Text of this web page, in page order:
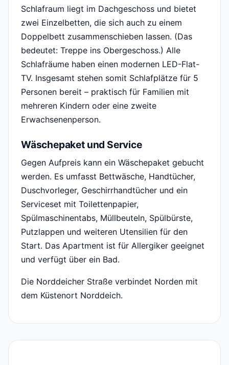
Schlafraum liegt im Dachgeschoss und bietet
zwei Einzelbetten, die sich auch zu einem
Doppelbett zusammenschieben lassen. (Das
bedeutet: Treppe ins Obergeschoss.) Alle
Schlafräume haben einen modernen LED-Flat-
TV. Insgesamt stehen somit Schlafplätze für 5
Personen bereit – praktisch für Familien mit
mehreren Kindern oder eine zweite
Erwachsenenperson.
Wäschepaket und Service
Gegen Aufpreis kann ein Wäschepaket gebucht
werden. Es umfasst Bettwäsche, Handtücher,
Duschvorleger, Geschirrhandtücher und ein
Serviceset mit Toilettenpapier,
Spülmaschinentabs, Müllbeuteln, Spülbürste,
Putzlappen und weiteren Utensilien für den
Start. Das Apartment ist für Allergiker geeignet
und verfügt über ein Bad.
Die Norddeicher Straße verbindet Norden mit
dem Küstenort Norddeich.